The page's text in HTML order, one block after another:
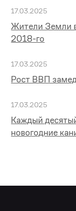
17.03.2025
Жители Земли
2018-го
17.03.2025
Рост ВВП
17.03.2025
Каждый
новогодние